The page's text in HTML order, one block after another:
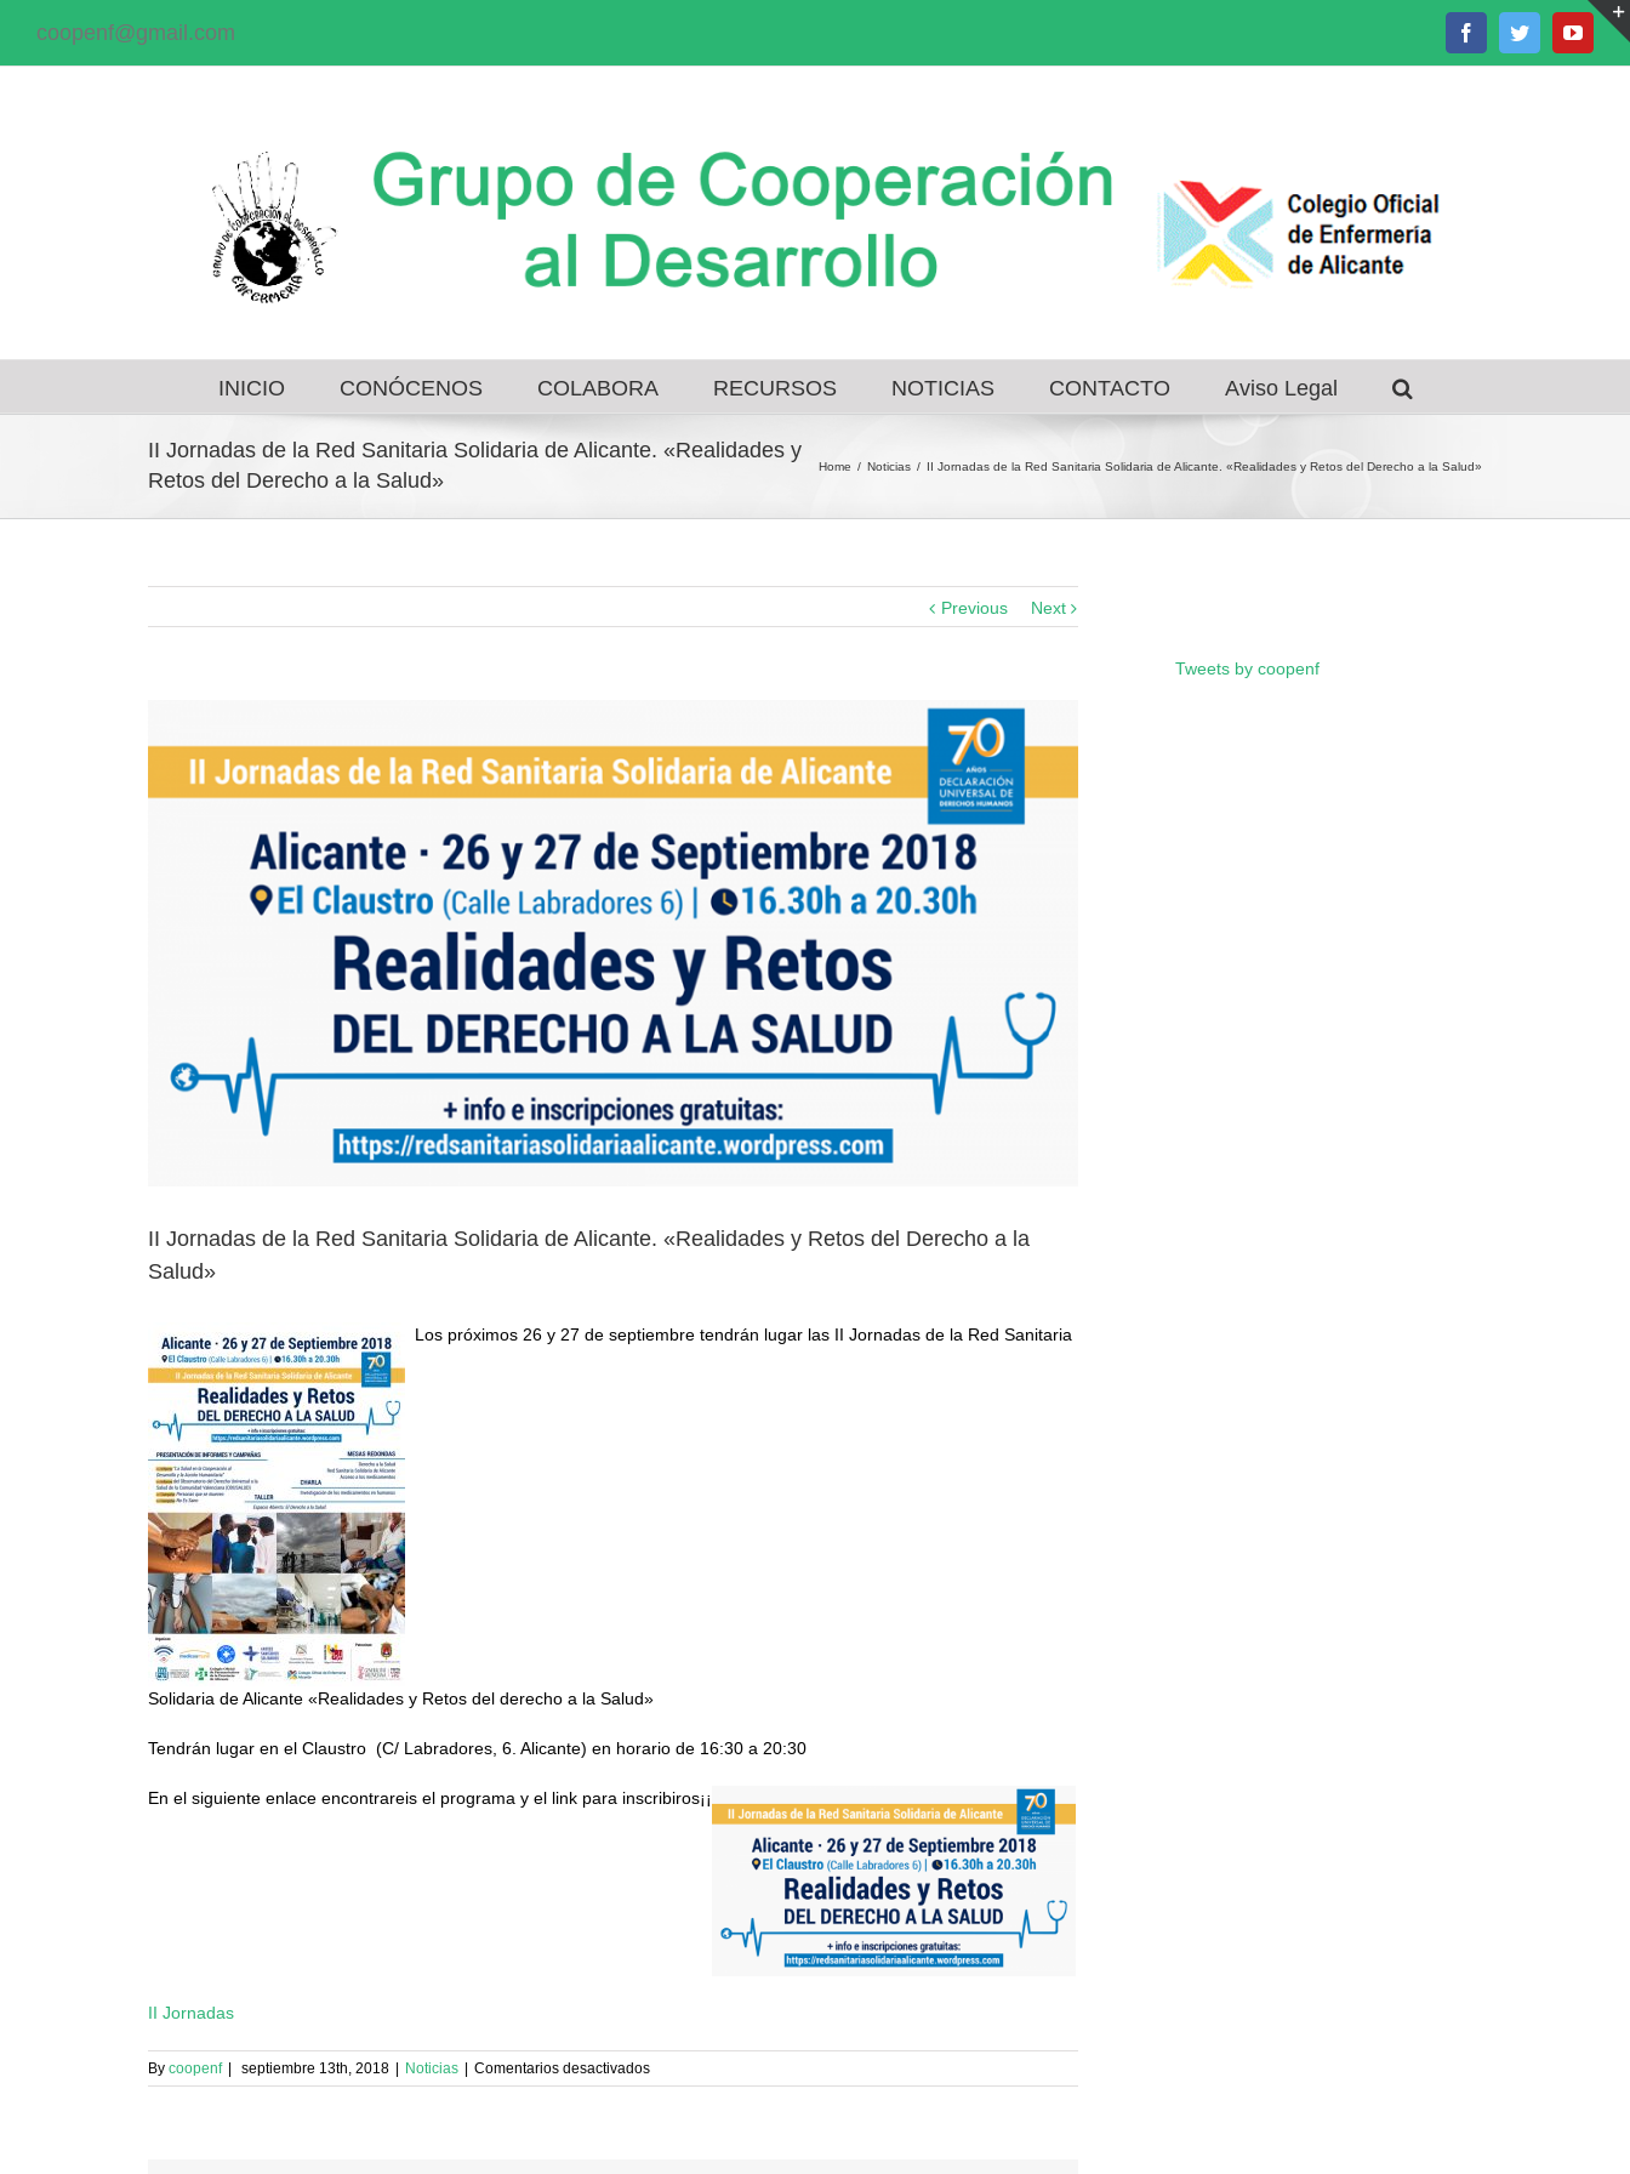
coopenf@gmail.com FacebookTwitter
INICIO CONÓCENOS COLABORA RECURSOS NOTICIAS CONTACTO Aviso Legal
II Jornadas de la Red Sanitaria Solidaria de Alicante. «Realidades y
Retos del Derecho a la Salud»
Home / Noticias / II Jornadas de la Red Sanitaria Solidaria de Alicante. «Realidades y Retos del Derecho a la Salud»
Previous Next
Image
II Jornadas de la Red Sanitaria Solidaria de Alicante. «Realidades y Retos del Derecho a la
Salud»
Los próximos 26 y 27 de septiembre tendrán lugar las II Jornadas de la Red Sanitaria
Solidaria de Alicante «Realidades y Retos del derecho a la Salud»
Tendrán lugar en el Claustro (C/ Labradores, 6. Alicante) en horario de 16:30 a 20:30
En el siguiente enlace encontrareis el programa y el link para inscribiros¡¡
II Jornadas
By coopenf | septiembre 13th, 2018 | Noticias | Comentarios desactivadosen
II
Tweets by coopenf